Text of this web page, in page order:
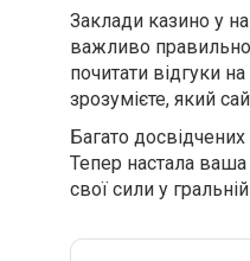
Заклади казино у
важливо правильно
почитати відгуки
зрозумієте, який
Багато
Тепер настала
свої сили у гральній